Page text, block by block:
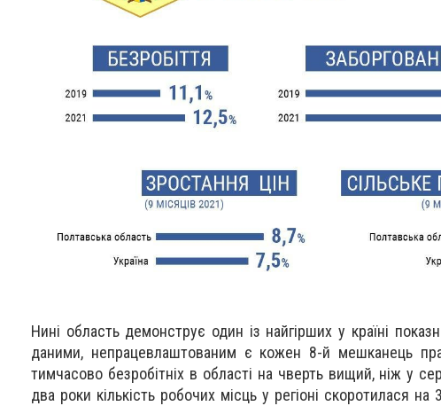
Нині область демонструє один із найгірших у країні
даними, непрацевлаштованим є кожен 8-й мешканець
тимчасово безробітніх в області на чверть вищий, ніж у
два роки кількість робочих місць у регіоні скоротилася